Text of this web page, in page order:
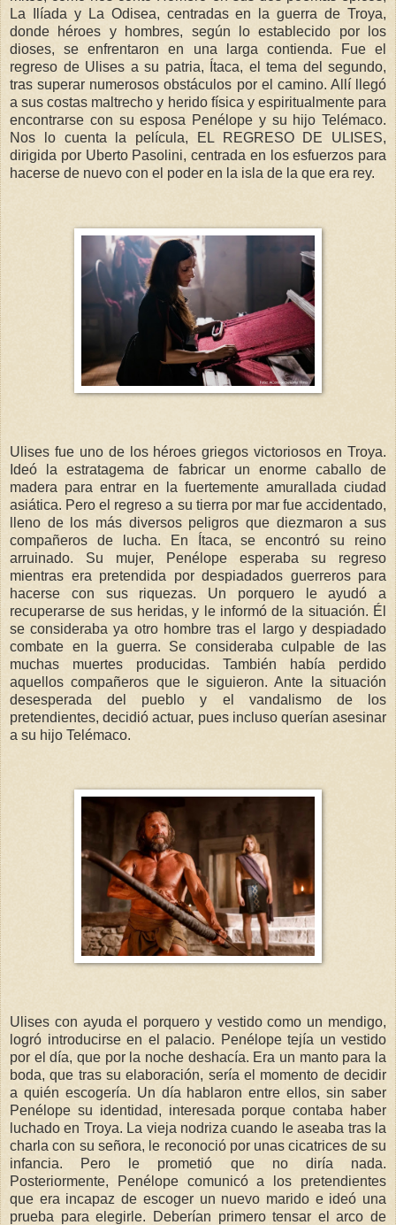
La Ilíada y La Odisea, centradas en la guerra de Troya,
donde héroes y hombres, según lo establecido por los
dioses, se enfrentaron en una larga contienda. Fue el
regreso de Ulises a su patria, Ítaca, el tema del segundo,
tras superar numerosos obstáculos por el camino. Allí llegó
a sus costas maltrecho y herido física y espiritualmente para
encontrarse con su esposa Penélope y su hijo Telémaco.
Nos lo cuenta la película, EL REGRESO DE ULISES,
dirigida por Uberto Pasolini, centrada en los esfuerzos para
hacerse de nuevo con el poder en la isla de la que era rey.
Ulises fue uno de los héroes griegos victoriosos en Troya.
Ideó la estratagema de fabricar un enorme caballo de
madera para entrar en la fuertemente amurallada ciudad
asiática. Pero el regreso a su tierra por mar fue accidentado,
lleno de los más diversos peligros que diezmaron a sus
compañeros de lucha. En Ítaca, se encontró su reino
arruinado. Su mujer, Penélope esperaba su regreso
mientras era pretendida por despiadados guerreros para
hacerse con sus riquezas. Un porquero le ayudó a
recuperarse de sus heridas, y le informó de la situación. Él
se consideraba ya otro hombre tras el largo y despiadado
combate en la guerra. Se consideraba culpable de las
muchas muertes producidas. También había perdido
aquellos compañeros que le siguieron. Ante la situación
desesperada del pueblo y el vandalismo de los
pretendientes, decidió actuar, pues incluso querían asesinar
a su hijo Telémaco.
Ulises con ayuda el porquero y vestido como un mendigo,
logró introducirse en el palacio. Penélope tejía un vestido
por el día, que por la noche deshacía. Era un manto para la
boda, que tras su elaboración, sería el momento de decidir
a quién escogería. Un día hablaron entre ellos, sin saber
Penélope su identidad, interesada porque contaba haber
luchado en Troya. La vieja nodriza cuando le aseaba tras la
charla con su señora, le reconoció por unas cicatrices de su
infancia. Pero le prometió que no diría nada.
Posteriormente, Penélope comunicó a los pretendientes
que era incapaz de escoger un nuevo marido e ideó una
prueba para elegirle. Deberían primero tensar el arco de